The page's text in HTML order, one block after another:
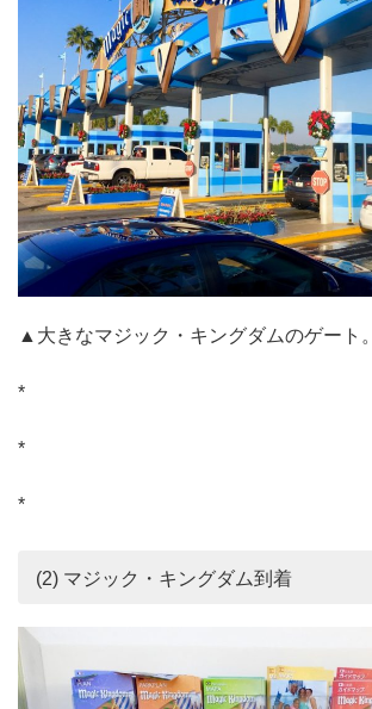
▲大きなマジック・キングダムのゲート。
*
*
*
(2) マジック・キングダム到着